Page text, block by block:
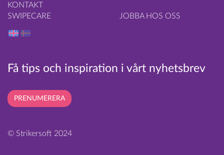
KONTAKT
SWIPECARE
JOBBA HOS OSS
Få tips och inspiration i vårt nyhetsbrev
PRENUMERERA
© Strikersoft 2024